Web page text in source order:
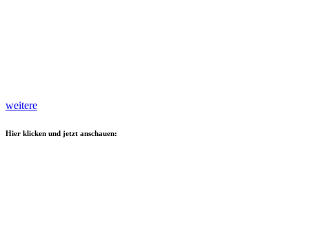
weitere
Hier klicken und jetzt anschauen: